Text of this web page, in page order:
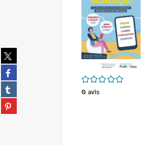
Partager
sur
twitter
(Nouvelle
fenêtre)
Partager
sur
facebook
(Nouvelle
fenêtre)
Partager
sur
tumblr
Partager
sur
/5
0 avis